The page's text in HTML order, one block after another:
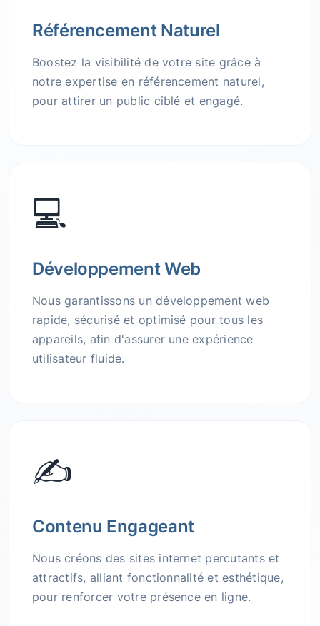
Référencement Naturel
Boostez la visibilité de votre site grâce à
notre expertise en référencement naturel,
pour attirer un public ciblé et engagé.
💻
Développement Web
Nous garantissons un développement web
rapide, sécurisé et optimisé pour tous les
appareils, afin d'assurer une expérience
utilisateur fluide.
✍️
Contenu Engageant
Nous créons des sites internet percutants et
attractifs, alliant fonctionnalité et esthétique,
pour renforcer votre présence en ligne.